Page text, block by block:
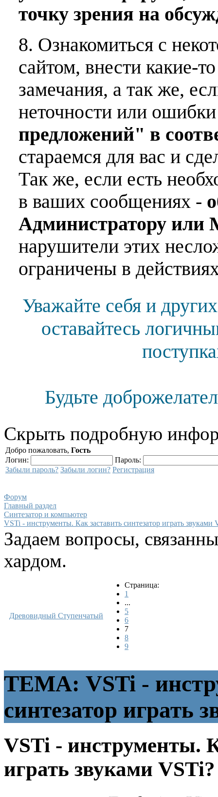
точку зрения на
8. Ознакомиться с
сайтом, внести какие-
замечания, а так же,
неточности или
предложений" в
стараемся для вас и
Так же, если есть
в ваших сообщениях -
Администратору или
нарушители этих
ограничены в
Уважайте себя и
оставайтесь
Будьте
Скрыть подробную
Добро пожаловать, Гость
Логин:
Пароль:
Забыли пароль? Забыли логин? Регистрация
Форум
Главный раздел
Синтезатор и компьютер
VSTi - инструменты. Как заставить синтезатор играть звуками
Задаем вопросы,
хардом.
Древовидный Ступенчатый
Страница:
1
...
5
6
7
8
9
ТЕМА: VSTi -
синтезатор играть
VSTi - инструменты.
играть звуками